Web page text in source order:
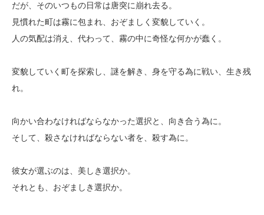
だが、そのいつもの日常は唐突に崩れ去る。
見慣れた町は霧に包まれ、おぞましく変貌していく。
人の気配は消え、代わって、霧の中に奇怪な何かが蠢く。
変貌していく町を探索し、謎を解き、身を守る為に戦い、生き残
れ。
向かい合わなければならなかった選択と、向き合う為に。
そして、殺さなければならない者を、殺す為に。
彼女が選ぶのは、美しき選択か。
それとも、おぞましき選択か。